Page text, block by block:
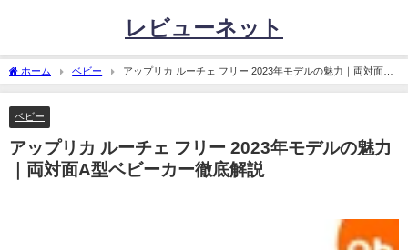
レビューネット
ホーム ベビー
アップリカ ルーチェ フリー 2023年モデルの魅力｜両対面A
型ベビーカー徹底解説
ベビー
アップリカ ルーチェ フリー 2023年モデルの魅力
｜両対面A型ベビーカー徹底解説